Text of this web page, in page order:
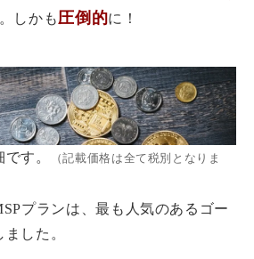
しかも圧倒的に！
す。
（記載価格は全て税別となりま
プランは、最も人気のあるゴー
した。